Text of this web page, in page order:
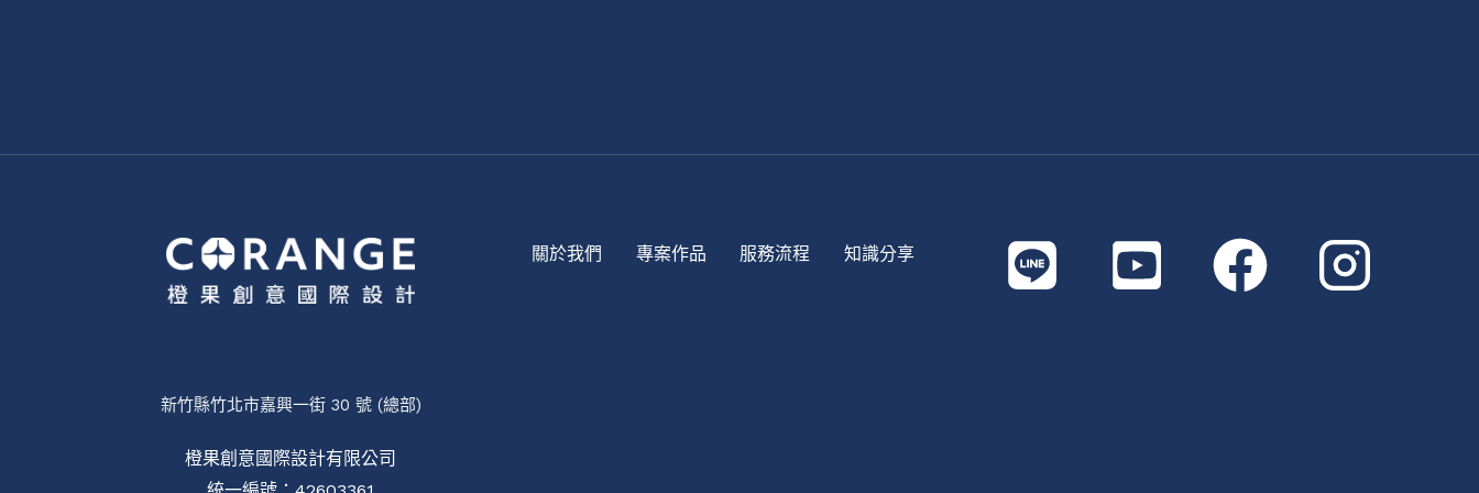
新竹縣竹北市嘉興一街 30 號 (總部)
橙果創意國際設計有限公司
關於我們 專案作品 服務流程 知識分享